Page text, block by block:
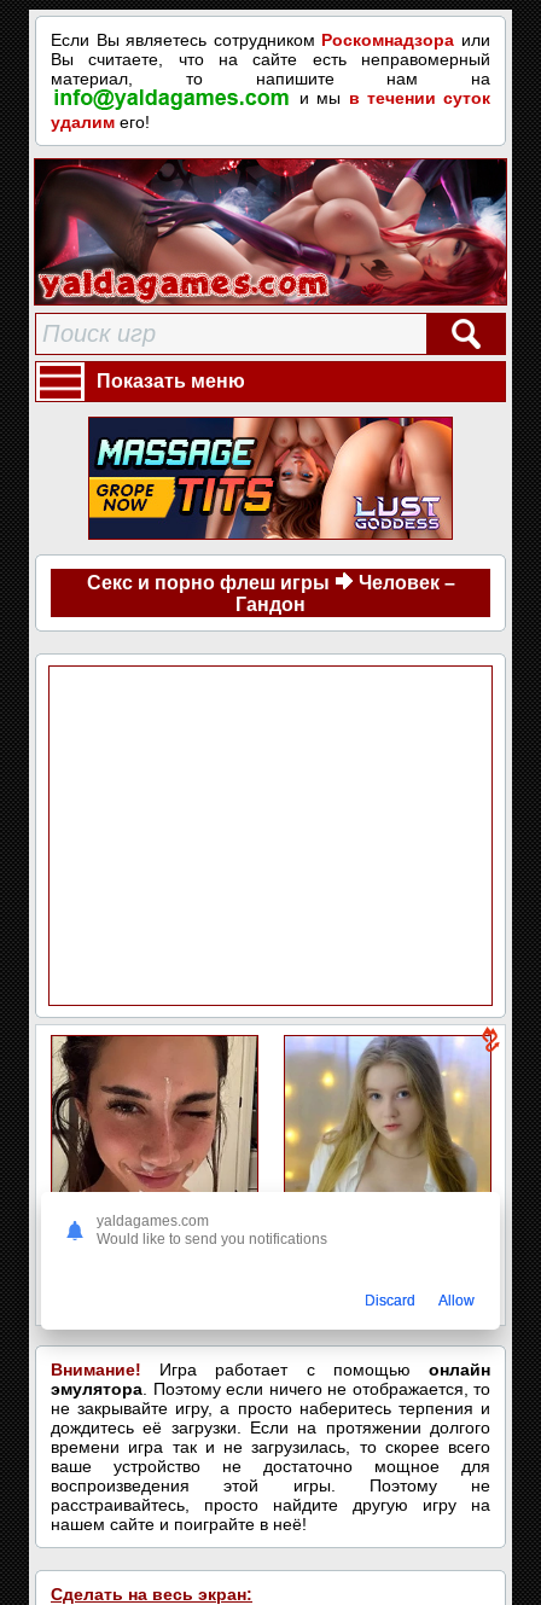
Если Вы являетесь сотрудником Роскомнадзора или
Вы считаете, что на сайте есть неправомерный
материал, то напишите нам на
и мы в течении суток
удалим его!
Показать меню
Секс и порно флеш игры
Человек –
Гандон
Внимание! Игра работает с помощью онлайн
эмулятора . Поэтому если ничего не отображается, то
не закрывайте игру, а просто наберитесь терпения и
дождитесь её загрузки. Если на протяжении долгого
времени игра так и не загрузилась, то скорее всего
ваше устройство не достаточно мощное для
воспроизведения этой игры. Поэтому не
расстраивайтесь, просто найдите другую игру на
нашем сайте и поиграйте в неё!
Сделать на весь экран:
yaldagames.com
Would like to send you notifications
Discard Allow